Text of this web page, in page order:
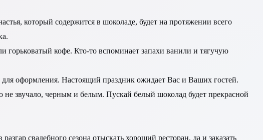
который содержится в шоколаде, будет на протяжении всего
кофе. Кто-то вспоминает запахи ванили и тягучую
для оформления. Настоящий праздник ожидает Вас и Ваших гостей.
звучало, черным и белым. Пускай белый шоколад будет прекрасной
свадебного сезона отыскать хороший ресторан, да и заказать